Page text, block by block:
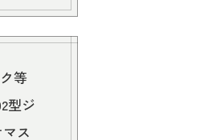
等
型ジ
ス